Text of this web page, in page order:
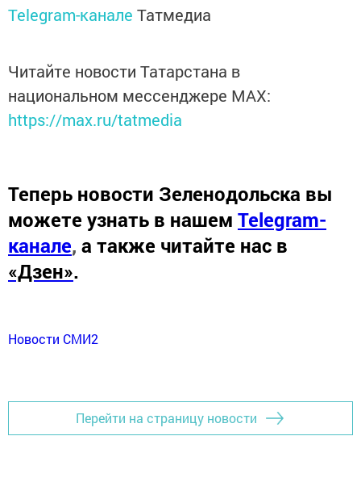
Telegram-канале Татмедиа
Читайте новости Татарстана в
национальном мессенджере MАХ:
https://max.ru/tatmedia
Теперь новости Зеленодольска вы
можете узнать в нашем Telegram-
канале, а также читайте нас в
«Дзен».
Новости СМИ2
Перейти на страницу новости